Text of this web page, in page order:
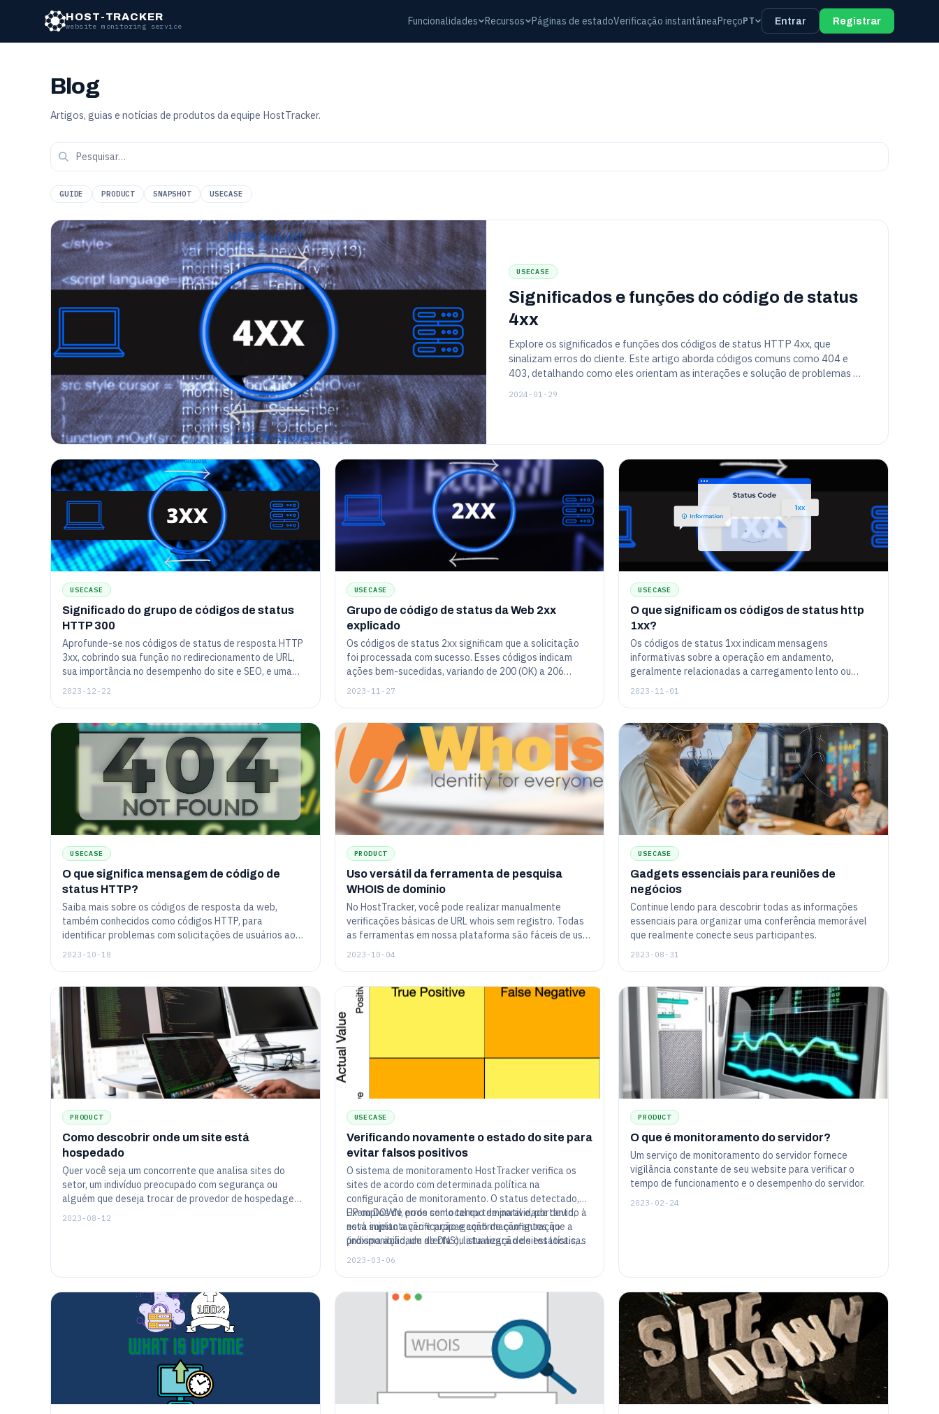
HOST-TRACKER
website monitoring service Funcionalidades Recursos Páginas de estadoVerificação instantâneaPreçoPT Entrar Registrar
Blog
Artigos, guias e notícias de produtos da equipe HostTracker.
GUIDE PRODUCT SNAPSHOT USECASE
USECASE
Significados e funções do código de status
4xx
Explore os significados e funções dos códigos de status HTTP 4xx, que
sinalizam erros do cliente. Este artigo aborda códigos comuns como 404 e
403, detalhando como eles orientam as interações e solução de problemas do
2024-01-29
USECASE
Significado do grupo de códigos de status
HTTP 300
Aprofunde-se nos códigos de status de resposta HTTP
3xx, cobrindo sua função no redirecionamento de URL,
sua importância no desempenho do site e SEO, e uma
visão geral de códigos comuns como 301
2023-12-22
USECASE
Grupo de código de status da Web 2xx
explicado
Os códigos de status 2xx significam que a solicitação
foi processada com sucesso. Esses códigos indicam
ações bem-sucedidas, variando de 200 (OK) a 206
(Conteúdo Parcial), confirmando a comunicação eficaz
2023-11-27
USECASE
O que significam os códigos de status http
1xx?
Os códigos de status 1xx indicam mensagens
informativas sobre a operação em andamento,
geralmente relacionadas a carregamento lento ou
problemas processuais. Estas mensagens não são
2023-11-01
USECASE
O que significa mensagem de código de
status HTTP?
Saiba mais sobre os códigos de resposta da web,
também conhecidos como códigos HTTP, para
identificar problemas com solicitações de usuários ao
servidor.
2023-10-18
PRODUCT
Uso versátil da ferramenta de pesquisa
WHOIS de domínio
No HostTracker, você pode realizar manualmente
verificações básicas de URL whois sem registro. Todas
as ferramentas em nossa plataforma são fáceis de usar
e fáceis de usar.
2023-10-04
USECASE
Gadgets essenciais para reuniões de
negócios
Continue lendo para descobrir todas as informações
essenciais para organizar uma conferência memorável
que realmente conecte seus participantes.
2023-08-31
PRODUCT
Como descobrir onde um site está
hospedado
Quer você seja um concorrente que analisa sites do
setor, um indivíduo preocupado com segurança ou
alguém que deseja trocar de provedor de hospedagem,
'Como descobrir onde um site está hospedado' é o
2023-08-12
USECASE
Verificando novamente o estado do site para
evitar falsos positivos
O sistema de monitoramento HostTracker verifica os
sites de acordo com determinada política na
configuração de monitoramento. O status detectado,
UP ou DOWN, pode ser local ou temporal e, portanto,
está sujeito a verificação e confirmação antes que a
próxima ação, um alerta ou atualização de estatísticas
de tempo de atividade, ocorra.
Exemplos de erros como tempo de inatividade devido à
nova implantação e propagação de configuração
(indisponibilidade de DNS), lista negra de sites locais,
ambiente incompatível de verificação de tecnologias de
configurada.
2023-03-06
PRODUCT
O que é monitoramento do servidor?
Um serviço de monitoramento do servidor fornece
vigilância constante de seu website para verificar o
tempo de funcionamento e o desempenho do servidor.
2023-02-24